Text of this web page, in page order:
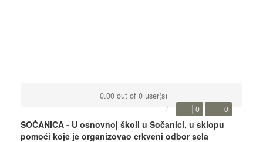
0.00 out of 0 user(s)
0 0
SOČANICA - U osnovnoj školi u Sočanici, u sklopu
pomoći koje je organizovao crkveni odbor sela